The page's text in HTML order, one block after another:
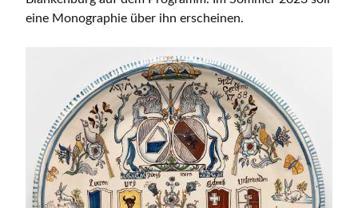
eine Monographie über ihn erscheinen.